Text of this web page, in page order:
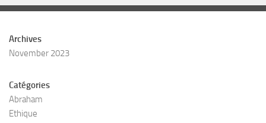
Archives
November 2023
Catégories
Abraham
Ethique